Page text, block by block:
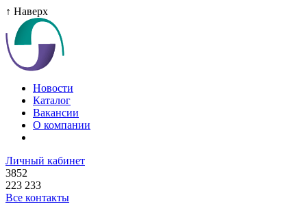
↑ Наверх
Новости
Каталог
Вакансии
О компании
Личный кабинет
3852
223 233
Все контакты